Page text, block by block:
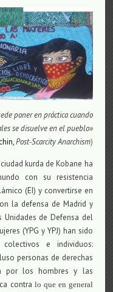
poner en práctica cuando
se disuelve en el pueblo»
Post-Scarcity Anarchism)
kurda de Kobane ha
con su resistencia
(EI) y convertirse en
la defensa de Madrid y
de Defensa del
(YPG y YPJ) han sido
e individuos:
personas de derechas
por los hombres y las
contra lo que en general